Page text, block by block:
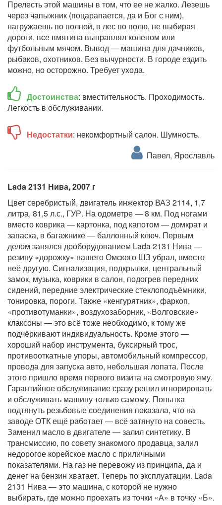
Прелесть этой машины в том, что ее не жалко. Лезешь
через чапыжник (поцарапается, да и Бог с ним),
нагружаешь по полной, в лес по полю, не выбирая
дороги, все вмятина выправлял коленом или
футбольным мячом. Вывод — машина для дачников,
рыбаков, охотников. Без вычурности. В городе ездить
можно, но осторожно. Требует ухода.
Достоинства: вместительность. Проходимость.
Легкость в обслуживании.
Недостатки: некомфортный салон. Шумность.
Павел, Ярославль
Lada 2131 Нива, 2007 г
Цвет серебристый, двигатель инжектор ВАЗ 2114, 1,7
литра, 81,5 л.с., ГУР. На одометре — 8 км. Под ногами
вместо коврика — картонка, под капотом — домкрат и
запаска, в багажнике — баллонный ключ. Первым
делом занялся дооборудованием Lada 2131 Нива —
резину «дорожку» нашего Омского ШЗ убрал, вместо
неё другую. Сигнализация, подкрылки, центральный
замок, музыка, коврики в салон, подогрев передних
сидений, передние электрические стеклоподъёмники,
тонировка, пороги. Также «кенгурятник», фаркоп,
«противотуманки», воздухозаборник, «Волговские»
клаксоны — это всё тоже необходимо, к тому же
подчёркивают индивидуальность. Кроме этого —
хороший набор инструмента, буксирный трос,
противооткатные упоры, автомобильный компрессор,
провода для запуска авто, небольшая лопата. После
этого пришло время первого визита на смотровую яму.
Гарантийное обслуживание сразу решил игнорировать
и обслуживать машину только самому. Попытка
подтянуть резьбовые соединения показала, что на
заводе ОТК ещё работает — всё затянуто на совесть.
Заменил масло в двигателе — залил синтетику. В
трансмиссию, по совету знакомого продавца, залил
недорогое корейское масло с приличными
показателями. На газ не перевожу из принципа, да и
денег на бензин хватает. Теперь по эксплуатации. Lada
2131 Нива — это машина, с которой не нужно
выбирать, где можно проехать из точки «А» в точку «Б».